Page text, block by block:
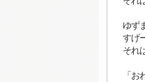
ゆず
すげ
それ
「お